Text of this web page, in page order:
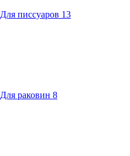
Для писсуаров 13
Для раковин 8